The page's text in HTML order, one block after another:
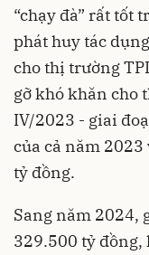
“chạy đà” rất tốt
phát huy tác
cho thị trường
gỡ khó khăn cho
IV/2023 - giai
của cả năm
tỷ đồng.
Sang năm 2024,
329.500 tỷ đồng,